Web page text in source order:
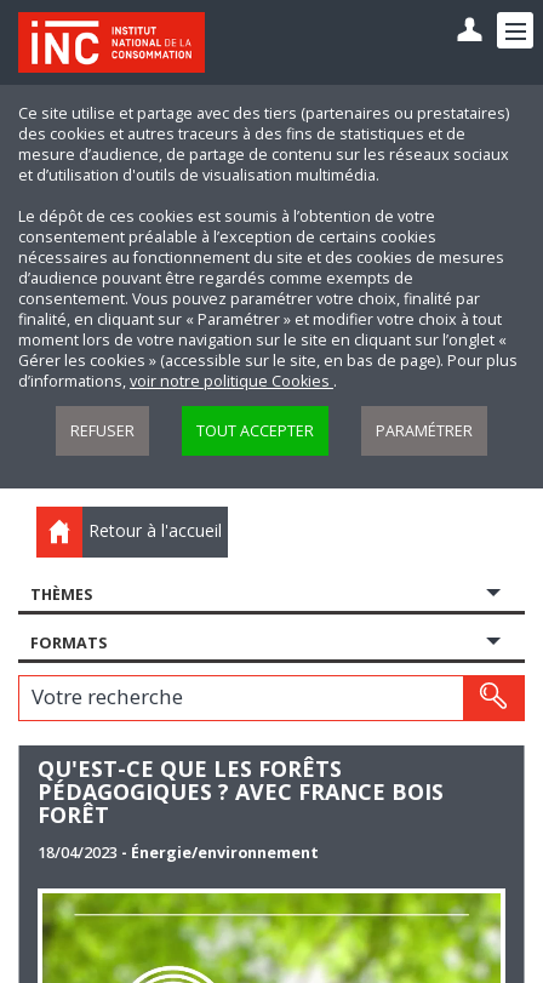
Ce site utilise et partage avec des tiers (partenaires ou prestataires)
des cookies et autres traceurs à des fins de statistiques et de
mesure d’audience, de partage de contenu sur les réseaux sociaux
et d’utilisation d'outils de visualisation multimédia.
Le dépôt de ces cookies est soumis à l’obtention de votre
consentement préalable à l’exception de certains cookies
nécessaires au fonctionnement du site et des cookies de mesures
d’audience pouvant être regardés comme exempts de
consentement. Vous pouvez paramétrer votre choix, finalité par
finalité, en cliquant sur « Paramétrer » et modifier votre choix à tout
moment lors de votre navigation sur le site en cliquant sur l’onglet «
Gérer les cookies » (accessible sur le site, en bas de page). Pour plus
d’informations,voir notre politique Cookies .
REFUSER TOUT ACCEPTER PARAMÉTRER
Retour à l'accueil
THÈMES
FORMATS
Votre recherche
QU'EST-CE QUE LES FORÊTS
PÉDAGOGIQUES ? AVEC FRANCE BOIS
FORÊT
18/04/2023 - Énergie/environnement